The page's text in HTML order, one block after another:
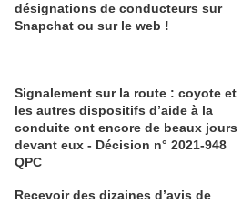
désignations de conducteurs sur
Snapchat ou sur le web !
Signalement sur la route : coyote et
les autres dispositifs d’aide à la
conduite ont encore de beaux jours
devant eux - Décision n° 2021-948
QPC
Recevoir des dizaines d’avis de